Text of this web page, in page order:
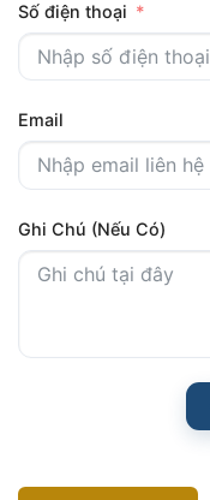
Số điện thoại
Email
Ghi Chú (Nếu Có)